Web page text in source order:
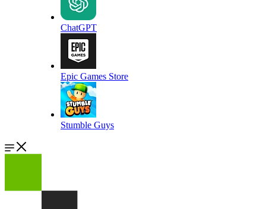
ChatGPT
Epic Games Store
Stumble Guys